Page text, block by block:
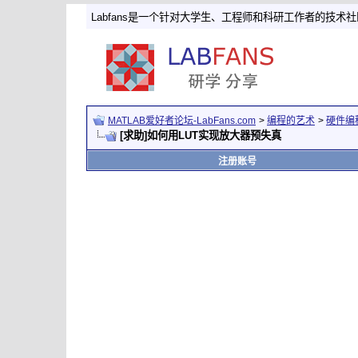
Labfans是一个针对大学生、工程师和科研工作者的技术社
MATLAB爱好者论坛-LabFans.com > 编程的艺术 > 硬件编
[求助]如何用LUT实现放大器预失真
注册账号